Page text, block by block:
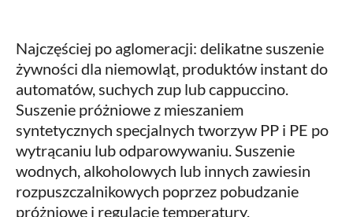
Najczęściej po aglomeracji: delikatne suszenie
żywności dla niemowląt, produktów instant do
automatów, suchych zup lub cappuccino.
Suszenie próżniowe z mieszaniem
syntetycznych specjalnych tworzyw PP i PE po
wytrącaniu lub odparowywaniu. Suszenie
wodnych, alkoholowych lub innych zawiesin
rozpuszczalnikowych poprzez pobudzanie
próżniowe i regulację temperatury.